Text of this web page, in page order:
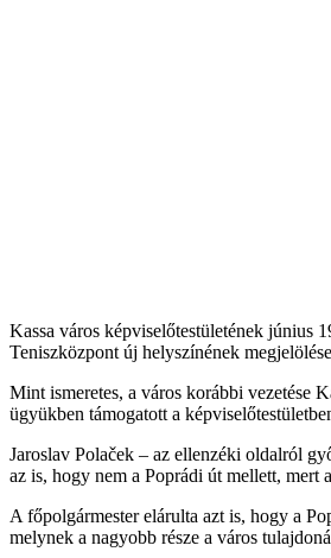
Kassa város képviselőtestületének június
Teniszközpont új helyszínének
Mint ismeretes, a város korábbi vezetése
ügyükben támogatott a
Jaroslav Polaček – az ellenzéki oldalról
az is, hogy nem a Poprádi út mellett, mert
A főpolgármester elárulta azt is, hogy a
melynek a nagyobb része a város